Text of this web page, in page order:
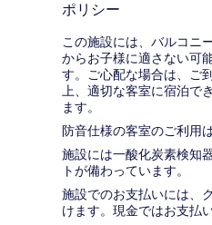
ポリシー
この施設には、バルコニ
からお子様に適さない可
す。ご心配な場合は、ご
上、適切な客室に宿泊で
ます。
防音仕様の客室のご利用
施設には一酸化炭素検知
トが備わっています。
施設でのお支払いには、
けます。現金ではお支払